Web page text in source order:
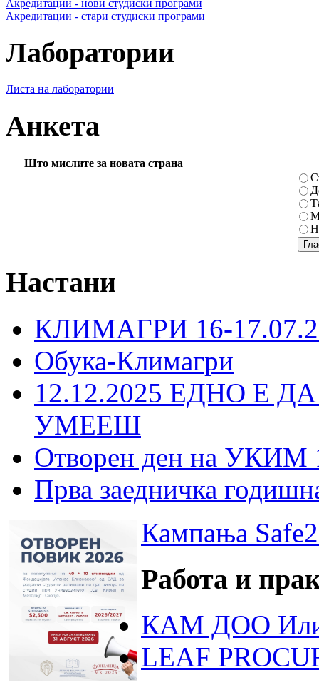
Акредитации - нови студиски програми
Акредитации - стари студиски програми
Лаборатории
Листа на лаборатории
Анкета
Што мислите за новата страна
Настани
КЛИМАГРИ 16-
Обука-Климагри
12.12.2025 ЕДНО Е
УМЕЕШ
Отворен ден на УКИМ
Прва заедничка
Кампања
Работа и
КАМ ДОО
LEAF